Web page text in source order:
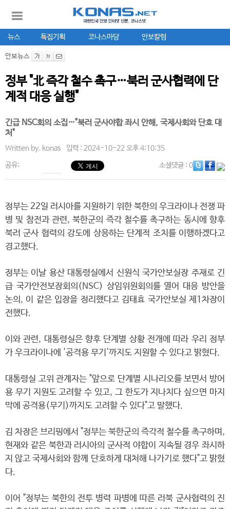
뉴스 특집기획 코나스마당 안보칼럼
안보뉴스
정부 "北 즉각 철수 촉구…북러 군사협력에 단
계적 대응 실행"
긴급 NSC회의 소집…"북러 군사야합 좌시 안해, 국제사회와 단호 대
처"
Written by. konas 입력 : 2024-10-22 오후 4:10:35
공유: 소셜댓글: 0
정부는 22일 러시아를 지원하기 위한 북한의 우크라이나 전쟁 파
병 및 참전과 관련, 북한군의 즉각 철수를 촉구하는 동시에 향후
북러 군사 협력의 강도에 상응하는 단계적 조치를 이행하겠다고
경고했다.
정부는 이날 용산 대통령실에서 신원식 국가안보실장 주재로 긴
급 국가안전보장회의(NSC) 상임위원회의를 열어 대응 방안을
논의, 이 같은 입장을 정리했다고 김태효 국가안보실 제1차장이
전했다.
이와 관련, 대통령실은 향후 단계별 상황 전개에 따라 우리 정부
가 우크라이나에 '공격용 무기'까지도 지원할 수 있다고 밝혔다.
대통령실 고위 관계자는 "앞으로 단계별 시나리오를 보면서 방어
용 무기 지원도 고려할 수 있고, 그 한도가 지나치다 싶으면 마지
막에 공격용(무기)까지도 고려할 수 있다"고 말했다.
김 차장은 브리핑에서 "정부는 북한군의 즉각적 철수를 촉구하며,
현재와 같은 북한과 러시아의 군사적 야합이 지속될 경우 좌시하
지 않고 국제사회와 함께 단호하게 대처해 나가기로 했다"고 밝혔
다.
이어 "정부는 북한의 전투 병력 파병에 따른 러북 군사협력의 진